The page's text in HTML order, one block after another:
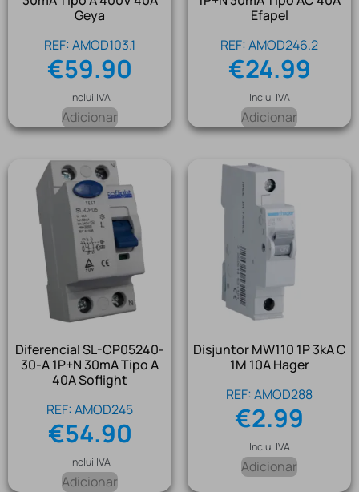
Geya
REF: AMOD103.1
€59.90
Inclui IVA
Adicionar
Efapel
REF: AMOD246.2
€24.99
Inclui IVA
Adicionar
Diferencial SL-CP05240-
30-A 1P+N 30mA Tipo A
40A Soflight
REF: AMOD245
€54.90
Inclui IVA
Adicionar
Disjuntor MW110 1P 3kA C
1M 10A Hager
REF: AMOD288
€2.99
Inclui IVA
Adicionar